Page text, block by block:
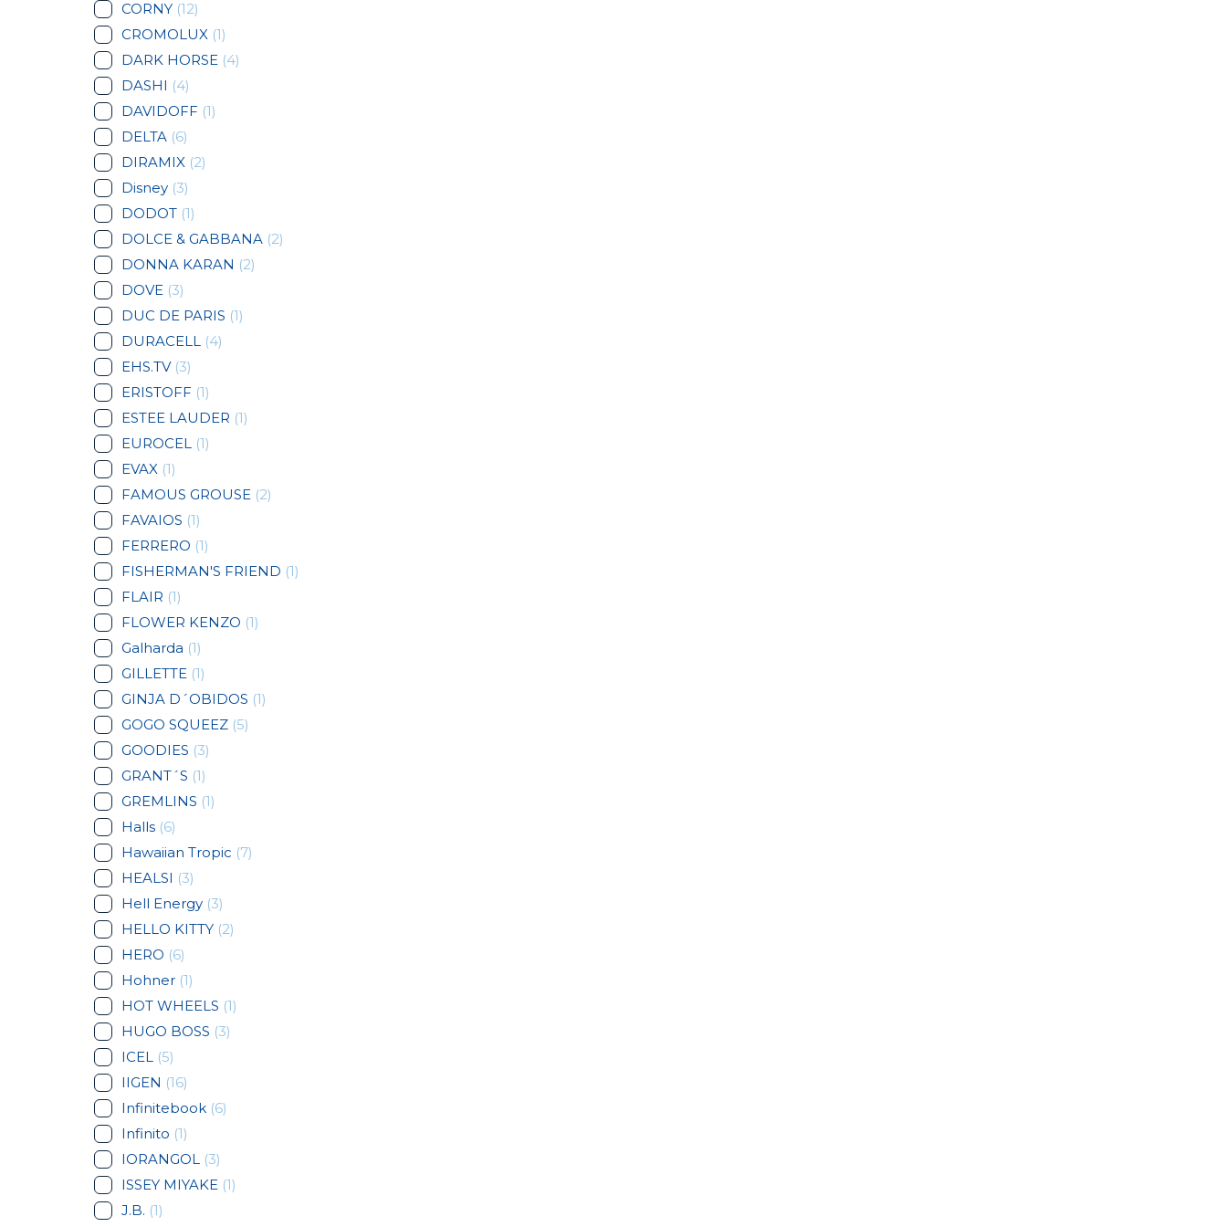
CORNY (12)
CROMOLUX (1)
DARK HORSE (4)
DASHI (4)
DAVIDOFF (1)
DELTA (6)
DIRAMIX (2)
Disney (3)
DODOT (1)
DOLCE & GABBANA (2)
DONNA KARAN (2)
DOVE (3)
DUC DE PARIS (1)
DURACELL (4)
EHS.TV (3)
ERISTOFF (1)
ESTEE LAUDER (1)
EUROCEL (1)
EVAX (1)
FAMOUS GROUSE (2)
FAVAIOS (1)
FERRERO (1)
FISHERMAN'S FRIEND (1)
FLAIR (1)
FLOWER KENZO (1)
Galharda (1)
GILLETTE (1)
GINJA D´OBIDOS (1)
GOGO SQUEEZ (5)
GOODIES (3)
GRANT´S (1)
GREMLINS (1)
Halls (6)
Hawaiian Tropic (7)
HEALSI (3)
Hell Energy (3)
HELLO KITTY (2)
HERO (6)
Hohner (1)
HOT WHEELS (1)
HUGO BOSS (3)
ICEL (5)
IIGEN (16)
Infinitebook (6)
Infinito (1)
IORANGOL (3)
ISSEY MIYAKE (1)
J.B. (1)